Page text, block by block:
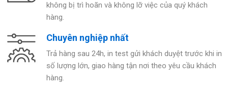
không bị trì hoãn và không lỡ việc của quý khách
hàng.
Chuyên nghiệp nhất
Trả hàng sau 24h, in test gửi khách duyệt trước khi in
số lượng lớn, giao hàng tận nơi theo yêu cầu khách
hàng.